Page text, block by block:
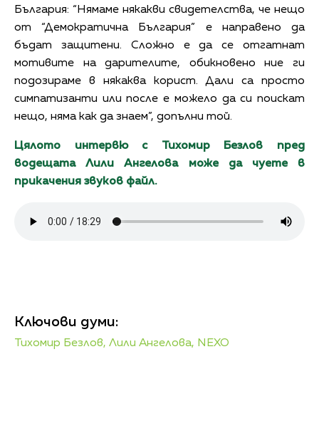
България: “Нямаме някакви свидетелства, че нещо
от “Демократична България” е направено да
бъдат защитени. Сложно е да се отгатнат
мотивите на дарителите, обикновено ние ги
подозираме в някаква корист. Дали са просто
симпатизанти или после е можело да си поискат
нещо, няма как да знаем”, допълни той.
Цялото интервю с Тихомир Безлов пред
водещата Лили Ангелова може да чуете в
прикачения звуков файл.
Ключови думи:
Тихомир Безлов, Лили Ангелова, NEXO